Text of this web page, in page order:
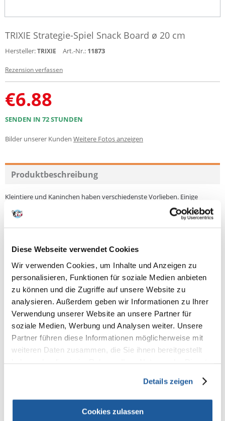
Diese Webseite verwendet Cookies
Wir verwenden Cookies, um Inhalte und Anzeigen zu
personalisieren, Funktionen für soziale Medien anbieten
zu können und die Zugriffe auf unsere Website zu
analysieren. Außerdem geben wir Informationen zu Ihrer
Verwendung unserer Website an unsere Partner für
soziale Medien, Werbung und Analysen weiter. Unsere
Partner führen diese Informationen möglicherweise mit
weiteren Daten zusammen, die Sie ihnen bereitgestellt
Details zeigen
Cookies zulassen
TRIXIE Strategie-Spiel Snack Board ø 20 cm
Hersteller:TRIXIE Art.-Nr.: 11873
Rezension verfassen
€6.88
SENDEN IN 72 STUNDEN
Bilder unserer Kunden Weitere Fotos anzeigen
Produktbeschreibung
Kleintiere und Kaninchen haben verschiedenste Vorlieben. Einige
verstecken sich gerne, andere klettern, buddeln oder knabbern gerne.
Für jedes Tier finden Sie bei uns das richtige Spielzeug. Vom
Strategie-Spiel Snack Board
Spielbrett mit 7 Deckeln: durch Anheben der Deckel gelangt das
Kaninchen an seine Belohnung
artgerechte Beschäftigung und geistige Herausforderung
schult die Geschicklichkeit
inkl. Anleitung mit Tipps und Tricks für das optimale Training
Kunststoff